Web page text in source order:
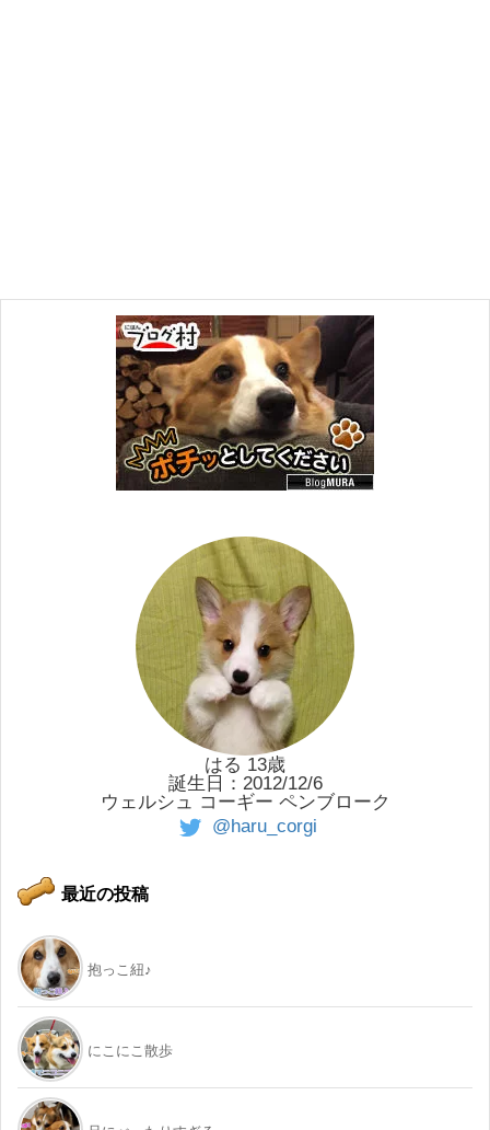
はる 13歳
誕生日：2012/12/6
ウェルシュ コーギー ペンブローク
@haru_corgi
最近の投稿
抱っこ紐♪
にこにこ散歩